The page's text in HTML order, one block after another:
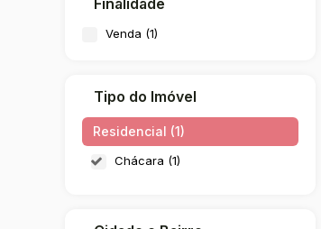
Finalidade
Venda (1)
Tipo do Imóvel
Residencial (1)
Chácara (1)